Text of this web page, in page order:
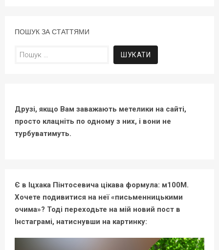
ПОШУК ЗА СТАТТЯМИ
Пошук:
Друзі, якщо Вам заважають метелики на сайті,
просто клацніть по одному з них, і вони не
турбуватимуть.
Є в Іцхака Пінтосевича цікава формула: м100М.
Хочете подивитися на неї «письменницькими
очима»? Тоді переходьте на мій новий пост в
Інстаграмі, натиснувши на картинку: